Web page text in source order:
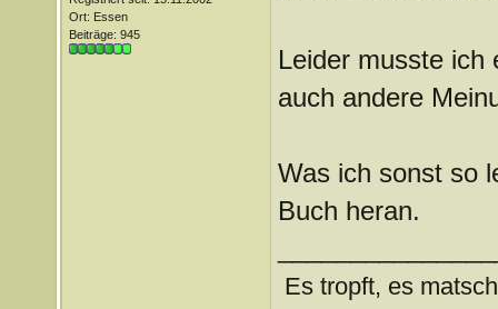
Ort: Essen
Beiträge: 945
Leider musste ich
auch andere
Was ich sonst so
Buch heran.
Es tropft, es